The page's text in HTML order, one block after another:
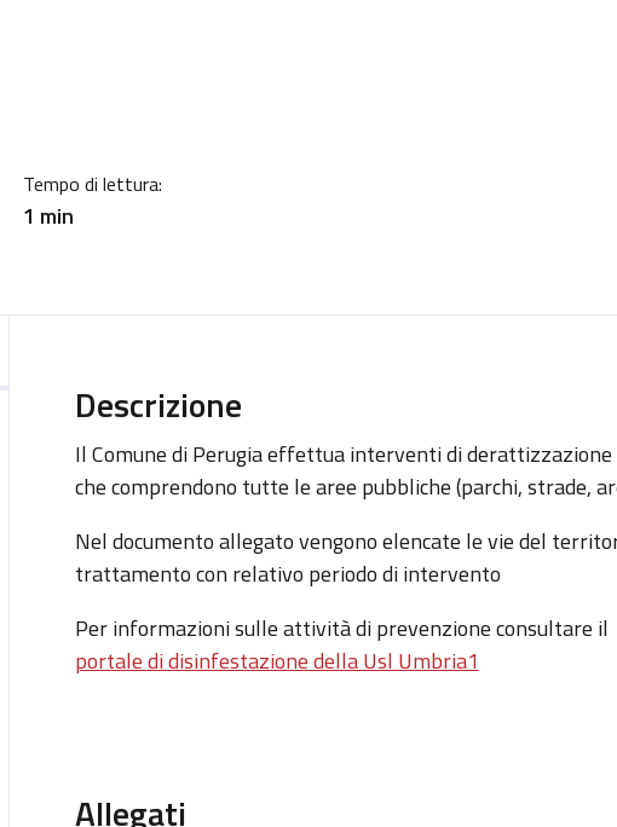
Tempo di lettura:
1 min
Descrizione
Il Comune di Perugia effettua interventi di
che comprendono tutte le aree pubbliche (parchi, strade,
Nel documento allegato vengono elencate le vie del
trattamento con relativo periodo di intervento
Per informazioni sulle attività di prevenzione consultare il
portale di disinfestazione della Usl Umbria1
Allegati